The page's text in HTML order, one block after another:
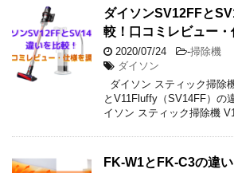
ダイソンSV12FFと
較！口コミレビュー
2020/07/24 -掃除機
ダイソン
ダイソン スティック掃除
とV11Fluffy（SV14FF）
イソン スティック掃除機
FK-W1とFK-C3の違